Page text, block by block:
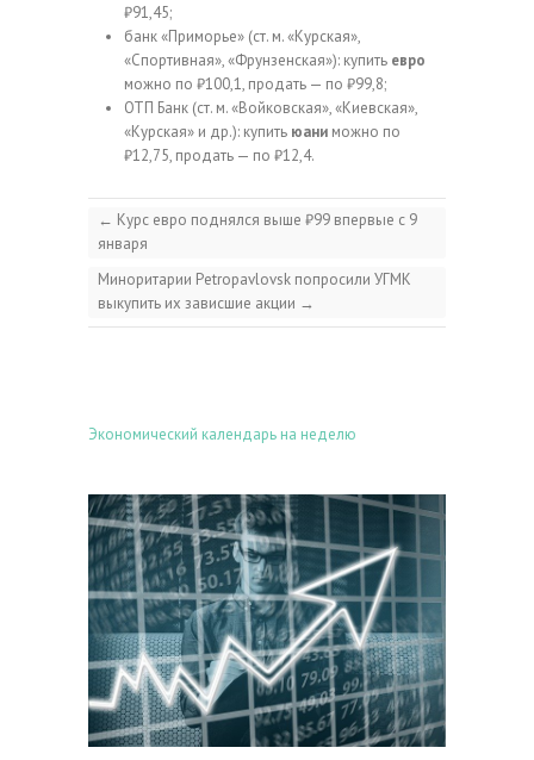
₽91,45;
банк «Приморье» (ст. м. «Курская»,
«Спортивная», «Фрунзенская»): купить евро
можно по ₽100,1, продать — по ₽99,8;
ОТП Банк (ст. м. «Войковская», «Киевская»,
«Курская» и др.): купить юани можно по
₽12,75, продать — по ₽12,4.
← Курс евро поднялся выше ₽99 впервые с 9
января
Миноритарии Petropavlovsk попросили УГМК
выкупить их зависшие акции →
Экономический календарь на неделю